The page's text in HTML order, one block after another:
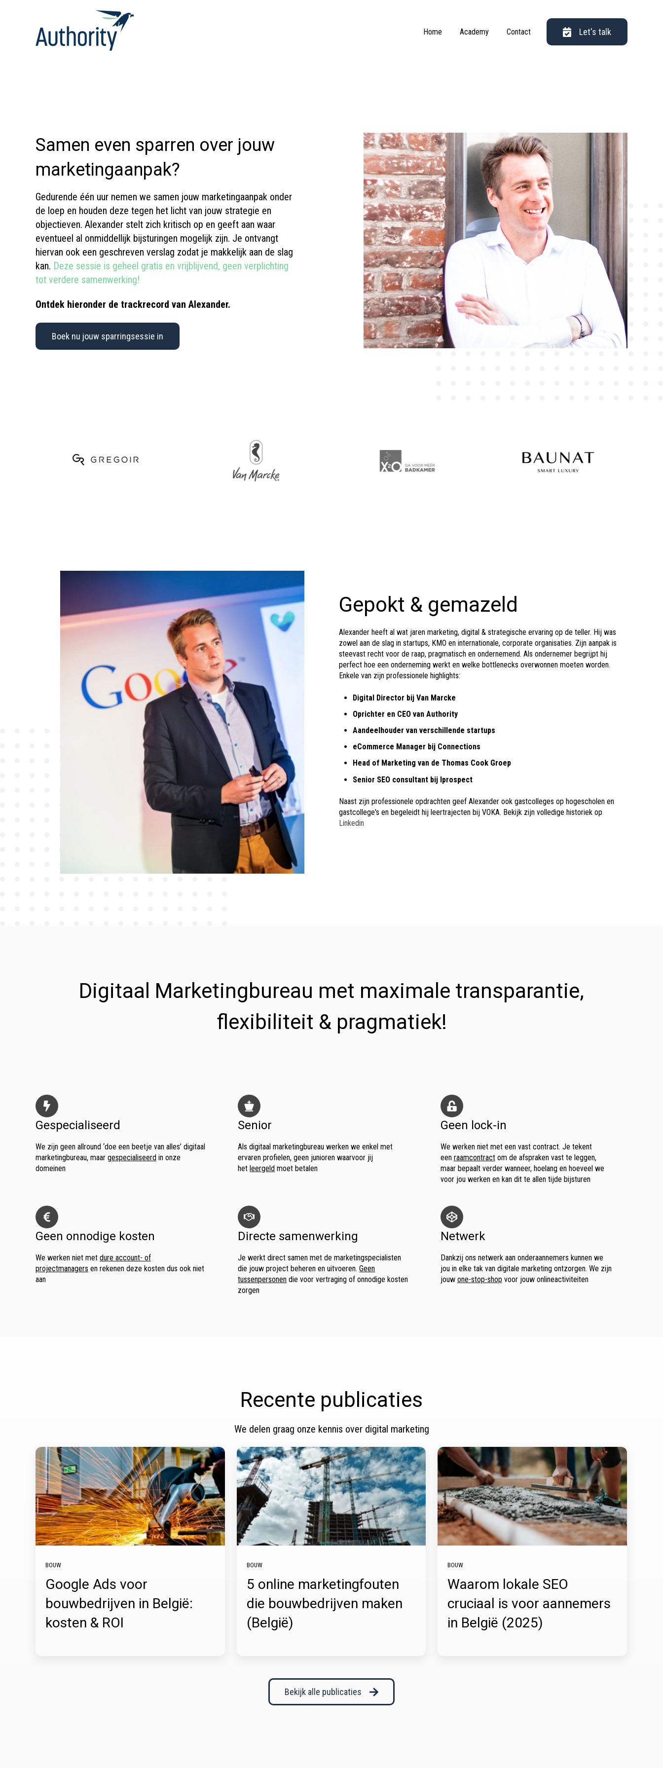
Home Academy Contact Let's talk
Samen even sparren over jouw
marketingaanpak?
Gedurende één uur nemen we samen jouw marketingaanpak onder
de loep en houden deze tegen het licht van jouw strategie en
objectieven. Alexander stelt zich kritisch op en geeft aan waar
eventueel al onmiddellijk bijsturingen mogelijk zijn. Je ontvangt
hiervan ook een geschreven verslag zodat je makkelijk aan de slag
kan. Deze sessie is geheel gratis en vrijblijvend, geen verplichting
tot verdere samenwerking!
Ontdek hieronder de trackrecord van Alexander.
Boek nu jouw sparringsessie in
Gepokt & gemazeld
Alexander heeft al wat jaren marketing, digital & strategische ervaring op de teller. Hij was
zowel aan de slag in startups, KMO en internationale, corporate organisaties. Zijn aanpak is
steevast recht voor de raap, pragmatisch en ondernemend. Als ondernemer begrijpt hij
perfect hoe een onderneming werkt en welke bottlenecks overwonnen moeten worden.
Enkele van zijn professionele highlights:
Digital Director bij Van Marcke
Oprichter en CEO van Authority
Aandeelhouder van verschillende startups
eCommerce Manager bij Connections
Head of Marketing van de Thomas Cook Groep
Senior SEO consultant bij Iprospect
Naast zijn professionele opdrachten geef Alexander ook gastcolleges op hogescholen en
gastcollege's en begeleidt hij leertrajecten bij VOKA. Bekijk zijn volledige historiek op
Linkedin
Digitaal Marketingbureau met maximale transparantie,
flexibiliteit & pragmatiek!
Gespecialiseerd
We zijn geen allround ‘doe een beetje van alles’ digitaal
marketingbureau, maar gespecialiseerd in onze
domeinen
Senior
Als digitaal marketingbureau werken we enkel met
ervaren profielen, geen junioren waarvoor jij
het leergeld moet betalen
Geen lock-in
We werken niet met een vast contract. Je tekent
een raamcontractom de afspraken vast te leggen,
maar bepaalt verder wanneer, hoelang en hoeveel we
voor jou werken en kan dit te allen tijde bijsturen
Geen onnodige kosten
We werken niet met dure account- of
projectmanagers en rekenen deze kosten dus ook niet
aan
Directe samenwerking
Je werkt direct samen met de marketingspecialisten
die jouw project beheren en uitvoeren. Geen
tussenpersonen die voor vertraging of onnodige kosten
zorgen
Netwerk
Dankzij ons netwerk aan onderaannemers kunnen we
jou in elke tak van digitale marketing ontzorgen. We zijn
jouw one-stop-shop voor jouw onlineactiviteiten
Recente publicaties
We delen graag onze kennis over digital marketing
BOUW
Google Ads voor
bouwbedrijven in België:
kosten & ROI
BOUW
5 online marketingfouten
die bouwbedrijven maken
(België)
BOUW
Waarom lokale SEO
cruciaal is voor aannemers
in België (2025)
Bekijk alle publicaties